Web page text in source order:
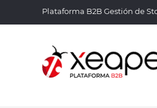
Plataforma B2B Gestión de